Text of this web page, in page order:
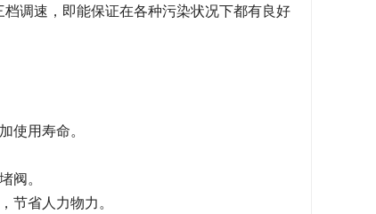
调速，即能保证在各种污染状况下都有良好
使用寿命。
阀。
节省人力物力。